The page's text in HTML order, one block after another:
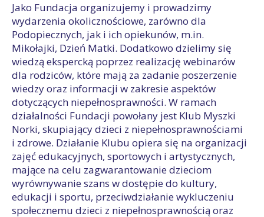
Jako Fundacja organizujemy i prowadzimy
wydarzenia okolicznościowe, zarówno dla
Podopiecznych, jak i ich opiekunów, m.in.
Mikołajki, Dzień Matki. Dodatkowo dzielimy się
wiedzą ekspercką poprzez realizację webinarów
dla rodziców, które mają za zadanie poszerzenie
wiedzy oraz informacji w zakresie aspektów
dotyczących niepełnosprawności. W ramach
działalności Fundacji powołany jest Klub Myszki
Norki, skupiający dzieci z niepełnosprawnościami
i zdrowe. Działanie Klubu opiera się na organizacji
zajęć edukacyjnych, sportowych i artystycznych,
mające na celu zagwarantowanie dzieciom
wyrównywanie szans w dostępie do kultury,
edukacji i sportu, przeciwdziałanie wykluczeniu
społecznemu dzieci z niepełnosprawnością oraz